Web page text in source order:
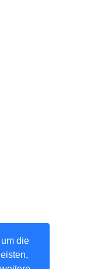
die